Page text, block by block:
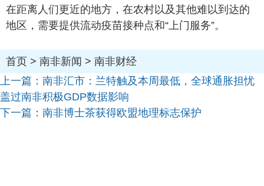
在距离人们更近的地方，在农村以及其他难以到达的
地区，需要提供流动疫苗接种点和“上门服务”。
首页 > 南非新闻 > 南非财经
上一篇： 南非汇市：兰特触及本周最低，全球通胀担忧
盖过南非积极GDP数据影响
下一篇： 南非博士茶获得欧盟地理标志保护